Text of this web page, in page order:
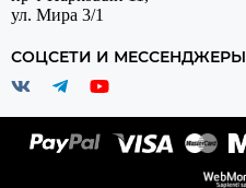
ул. Мира 3/1
СОЦСЕТИ И МЕССЕНДЖЕРЫ